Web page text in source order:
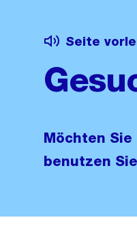
Seite
Möchten Sie
benutzen